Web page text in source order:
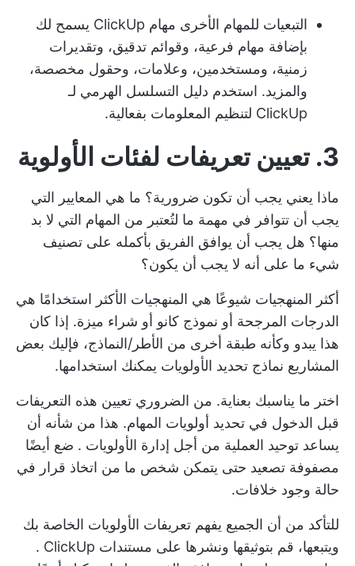
التبعيات للمهام الأخرى مهام ClickUp
يسمح لك
بإضافة مهام فرعية، وقوائم تدقيق، وتقديرات
زمنية، ومستخدمين، وعلامات، وحقول مخصصة،
والمزيد. استخدم دليل التسلسل الهرمي لـ
ClickUp لتنظيم المعلومات بفعالية.
3. تعيين تعريفات لفئات الأولوية
ماذا يعني يجب أن تكون ضرورية؟ ما هي المعايير التي
يجب أن تتوافر في مهمة ما لتُعتبر من المهام التي لا بد
منها؟ هل يجب أن يوافق الفريق بأكمله على تصنيف
شيء ما على أنه لا يجب أن يكون؟
أكثر المنهجيات شيوعًا هي المنهجيات الأكثر استخدامًا هي
الدرجات المرجحة أو نموذج كانو أو شراء ميزة. إذا كان
هذا يبدو وكأنه طبقة أخرى من الأطر/النماذج، فإليك بعض
المشاريع نماذج تحديد الأولويات يمكنك استخدامها.
اختر ما يناسبك بعناية. من الضروري تعيين هذه التعريفات
قبل الدخول في تحديد أولويات المهام. هذا من شأنه أن
يساعد توحيد العملية من أجل إدارة الأولويات . ضع أيضًا
مصفوفة تصعيد حتى يتمكن شخص ما من اتخاذ قرار في
حالة وجود خلافات.
للتأكد من أن الجميع يفهم تعريفات الأولويات الخاصة بك
ويتبعها، قم بتوثيقها ونشرها على مستندات ClickUp
.